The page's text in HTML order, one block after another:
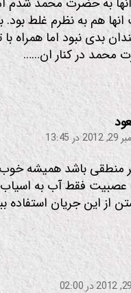
هم به نظرم غلط
بدی نبود اما همراه
محمد در کنار ان……
:
13:45
منطقی باشد همیشه
عصبیت فقط آب به اسیاب
از این جریان استفاده